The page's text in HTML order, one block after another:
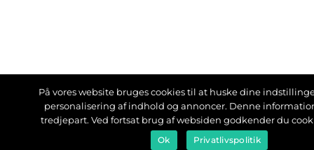
På vores website bruges cookies til at huske dine
personalisering af indhold og annoncer. Denne
tredjepart. Ved fortsat brug af websiden godkender du
Ok Privatlivspolitik